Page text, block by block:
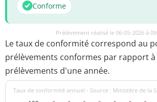
Conforme
Prélèvement réalisé le 06-05-2026 à
Le taux de conformité correspond au
prélèvements conformes par rapport
prélèvements d'une année.
Taux de conformité annuel - Source : Ministère de la